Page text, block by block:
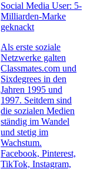
Social Media User: 5-
Milliarden-Marke
geknackt
Als erste soziale
Netzwerke galten
Classmates.com und
Sixdegrees in den
Jahren 1995 und
1997. Seitdem sind
die sozialen Medien
ständig im Wandel
und stetig im
Wachstum.
Facebook, Pinterest,
TikTok, Instagram,